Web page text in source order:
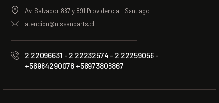
Av. Salvador 887 y 891 Providencia - Santiago
atencion@nissanparts.cl
2 22096631 - 2 22232574 - 2 22259056 -
+56984290078 +56973808867